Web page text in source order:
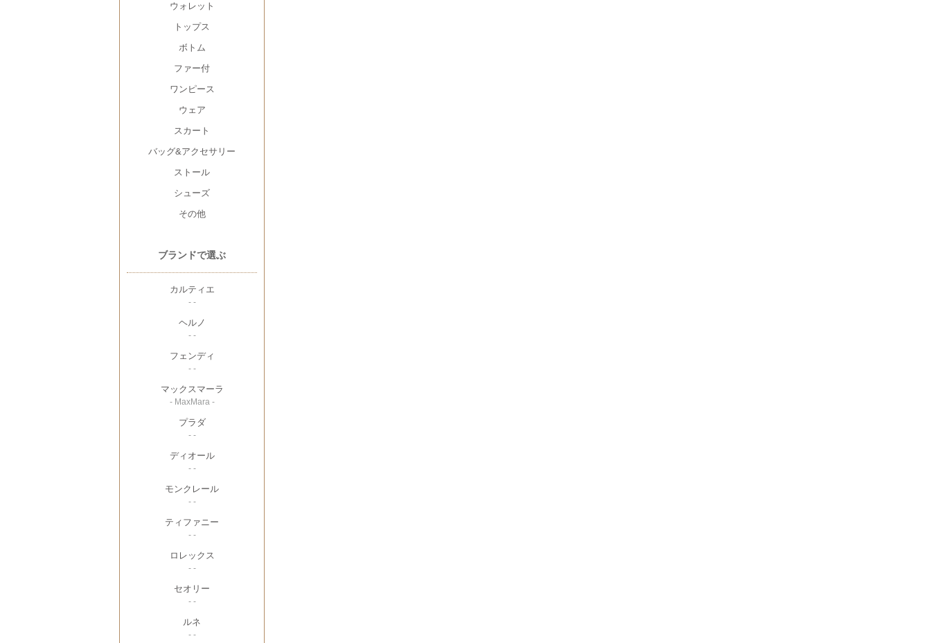
ウォレット
トップス
ボトム
ファー付
ワンピース
ウェア
スカート
バッグ&アクセサリー
ストール
シューズ
その他
ブランドで選ぶ
カルティエ
- -
ヘルノ
- -
フェンディ
- -
マックスマーラ
- MaxMara -
プラダ
- -
ディオール
- -
モンクレール
- -
ティファニー
- -
ロレックス
- -
セオリー
- -
ルネ
- -